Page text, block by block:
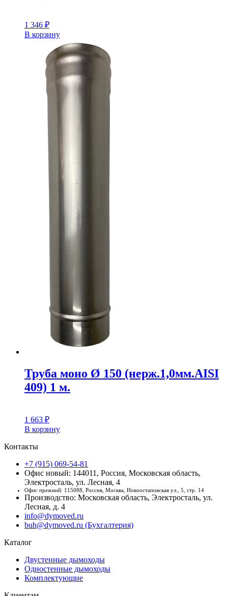
1 346 ₽
В корзину
Труба моно Ø 150 (нерж.1,0мм.AISI
409) 1 м.
1 663 ₽
В корзину
Контакты
+7 (915) 069-54-81
Офис новый: 144011, Россия, Московская область,
Электросталь, ул. Лесная, 4
Офис прежний: 115088, Россия, Москва, Новоостаповская ул., 5, стр. 14
Производство: Московская область, Электросталь, ул.
Лесная, д. 4
info@dymoved.ru
buh@dymoved.ru (Бухгалтерия)
Каталог
Двустенные дымоходы
Одностенные дымоходы
Комплектующие